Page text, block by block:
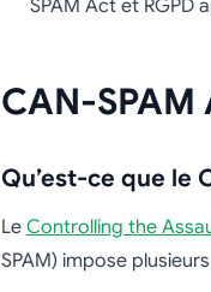
SPAM Act et RGPD
CAN-
Qu’est-ce que le
Le Controlling the
SPAM) impose